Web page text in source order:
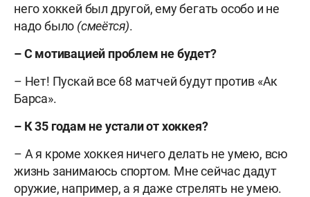
него хоккей был другой, ему бегать особо и не
надо было (смеётся).
–С мотивацией проблем не будет?
– Нет! Пускай все 68 матчей будут против «Ак
Барса».
– К 35 годам не устали от хоккея?
– А я кроме хоккея ничего делать не умею, всю
жизнь занимаюсь спортом. Мне сейчас дадут
оружие, например, а я даже стрелять не умею.